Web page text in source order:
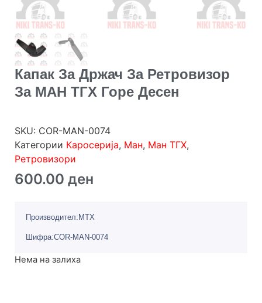
Капак За Држач За Ретровизор
За МАН ТГХ Горе Десен
SKU: COR-MAN-0074
Категории Каросерија, Ман, Ман ТГХ,
Ретровизори
600.00 ден
Производител:MTX
Шифра:COR-MAN-0074
Нема на залиха